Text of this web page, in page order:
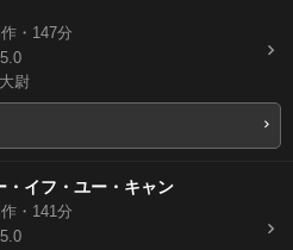
・147分
尉
・イフ・ユー・キャン
・141分